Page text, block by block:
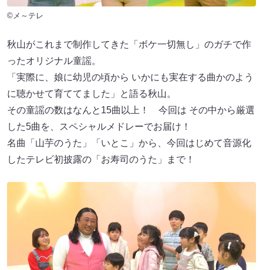
©メ～テレ
秋山がこれまで制作してきた「ボケ一切無し」のガチで作
ったオリジナル童謡。
「実際に、娘に幼児の頃から いかにも実在する曲かのよう
に聴かせて育ててました」と語る秋山。
その童謡の数はなんと15曲以上！ 今回は その中から厳選
した5曲を、スペシャルメドレーでお届け！
名曲「山芋のうた」「いとこ」から、今回はじめて音源化
したテレビ初披露の「お寿司のうた」まで！